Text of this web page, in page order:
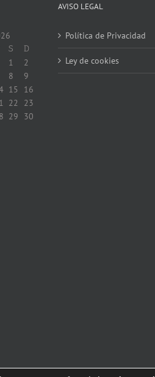
S D
1
2
8
9
15
16
22
23
29
30
AVISO LEGAL
Política de Privacidad
Ley de cookies